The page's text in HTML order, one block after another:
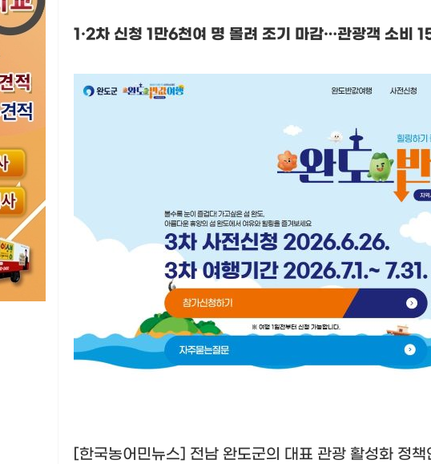
1·2차 신청 1 만6천여 명 몰려 조기 마감…관광객 소비
[한국농어민뉴스] 전남 완도군의 대표 관광 활성화 정책